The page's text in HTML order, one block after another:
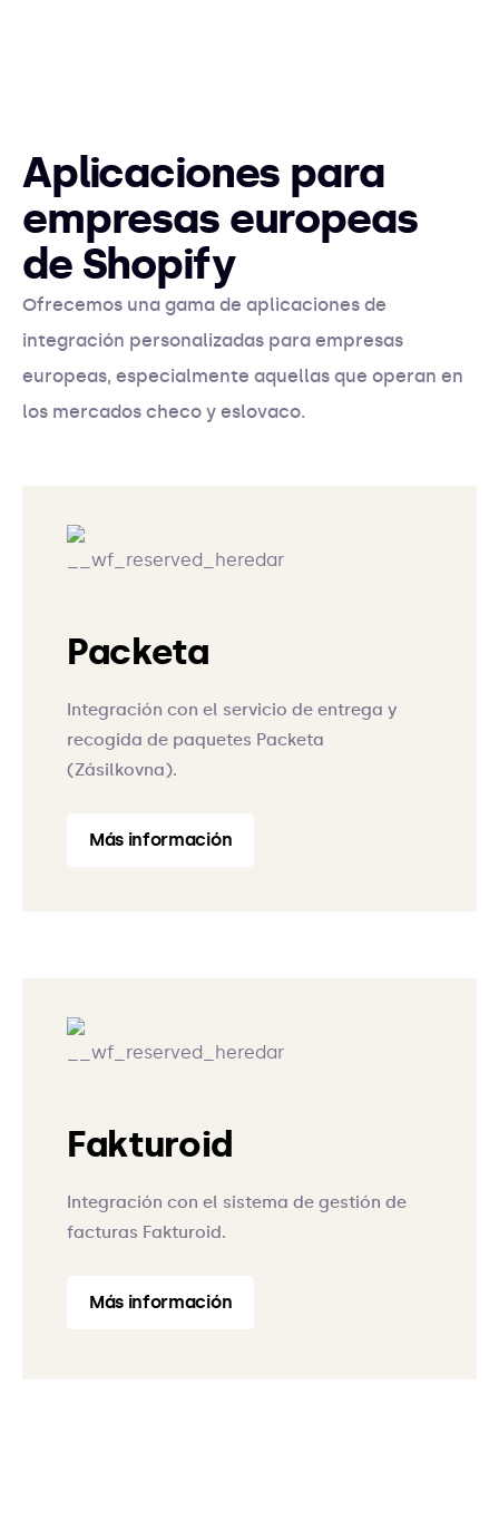
Aplicaciones para
empresas europeas
de Shopify
Ofrecemos una gama de aplicaciones de
integración personalizadas para empresas
europeas, especialmente aquellas que operan en
los mercados checo y eslovaco.
Packeta
Integración con el servicio de entrega y
recogida de paquetes Packeta
(Zásilkovna).
Más información
Fakturoid
Integración con el sistema de gestión de
facturas Fakturoid.
Más información